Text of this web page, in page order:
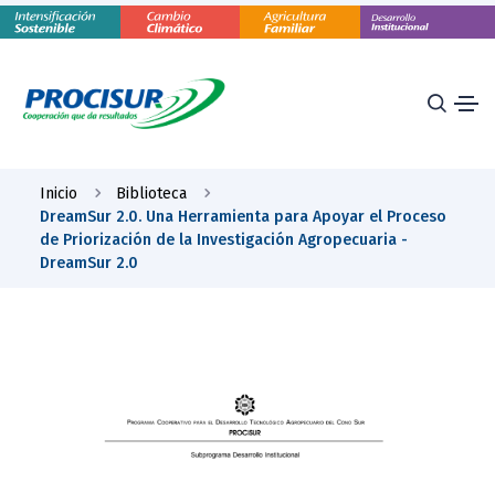
Inicio
Biblioteca
DreamSur 2.0. Una Herramienta para Apoyar el Proceso
de Priorización de la Investigación Agropecuaria -
DreamSur 2.0